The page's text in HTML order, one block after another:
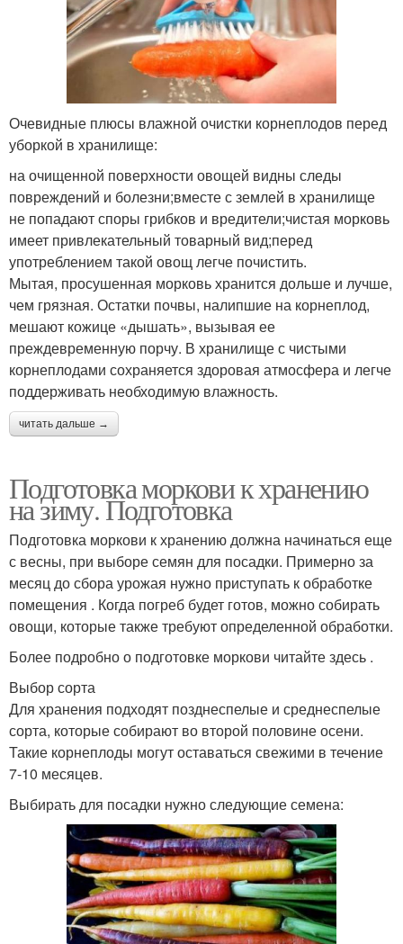
Очевидные плюсы влажной очистки корнеплодов перед
уборкой в хранилище:
на очищенной поверхности овощей видны следы
повреждений и болезни;вместе с землей в хранилище
не попадают споры грибков и вредители;чистая морковь
имеет привлекательный товарный вид;перед
употреблением такой овощ легче почистить.
Мытая, просушенная морковь хранится дольше и лучше,
чем грязная. Остатки почвы, налипшие на корнеплод,
мешают кожице «дышать», вызывая ее
преждевременную порчу. В хранилище с чистыми
корнеплодами сохраняется здоровая атмосфера и легче
поддерживать необходимую влажность.
читать дальше →
Подготовка моркови к хранению
на зиму. Подготовка
Подготовка моркови к хранению должна начинаться еще
с весны, при выборе семян для посадки. Примерно за
месяц до сбора урожая нужно приступать к обработке
помещения . Когда погреб будет готов, можно собирать
овощи, которые также требуют определенной обработки.
Более подробно о подготовке моркови читайте здесь .
Выбор сорта
Для хранения подходят позднеспелые и среднеспелые
сорта, которые собирают во второй половине осени.
Такие корнеплоды могут оставаться свежими в течение
7-10 месяцев.
Выбирать для посадки нужно следующие семена: